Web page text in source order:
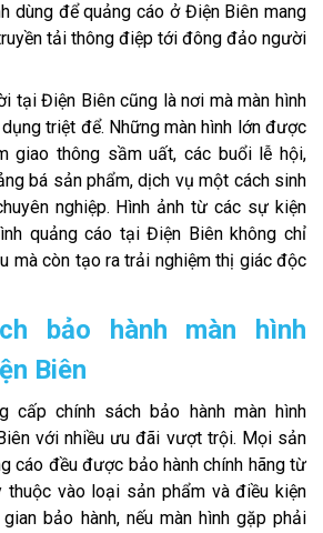
dùng để quảng cáo ở Điện Biên mang
tải thông điệp tới đông đảo người
tại Điện Biên cũng là nơi mà màn hình
triệt để. Những màn hình lớn được
giao thông sầm uất, các buổi lễ hội,
bá sản phẩm, dịch vụ một cách sinh
nghiệp. Hình ảnh từ các sự kiện
quảng cáo tại Điện Biên không chỉ
mà còn tạo ra trải nghiệm thị giác độc
bảo hành màn hình
Biên
cấp chính sách bảo hành màn hình
với nhiều ưu đãi vượt trội. Mọi sản
cáo đều được bảo hành chính hãng từ
thuộc vào loại sản phẩm và điều kiện
bảo hành, nếu màn hình gặp phải